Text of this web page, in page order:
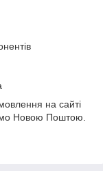
на сайті
Новою Поштою.